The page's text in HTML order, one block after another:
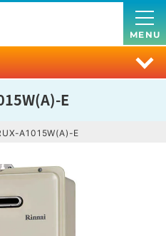
MENU
E
A1015W(A)-E